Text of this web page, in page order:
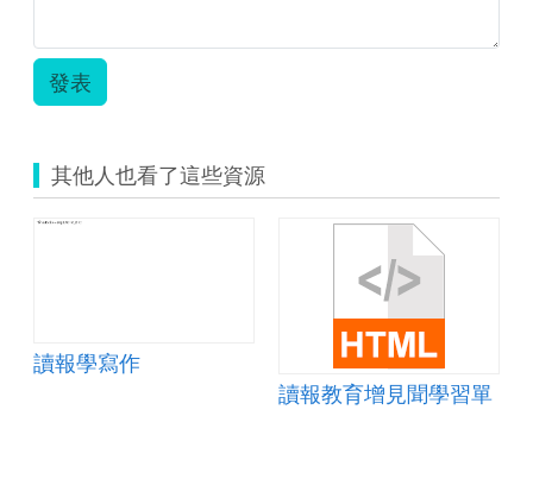
學).zip
發表
其他人也看了這些資源
讀報學寫作
讀報教育增見聞學習單